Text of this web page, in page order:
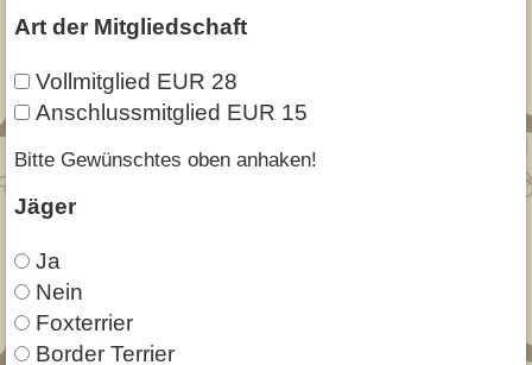
Art der Mitgliedschaft
Vollmitglied EUR 28
Anschlussmitglied EUR 15
Bitte Gewünschtes oben anhaken!
Jäger
Ja
Nein
Foxterrier
Border Terrier